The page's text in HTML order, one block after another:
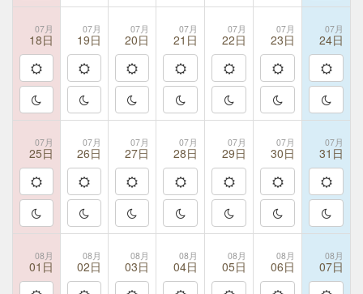
07月
18日
07月
19日
07月
20日
07月
21日
07月
22日
07月
23日
07月
24日
07月
25日
07月
26日
07月
27日
07月
28日
07月
29日
07月
30日
07月
31日
08月
01日
08月
02日
08月
03日
08月
04日
08月
05日
08月
06日
08月
07日